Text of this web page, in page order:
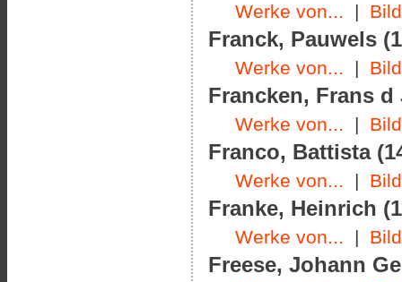
Werke von... |
Franck, Pauwels
Werke von... |
Francken, Frans d
Werke von... |
Franco, Battista
Werke von... |
Franke, Heinrich
Werke von... |
Freese, Johann